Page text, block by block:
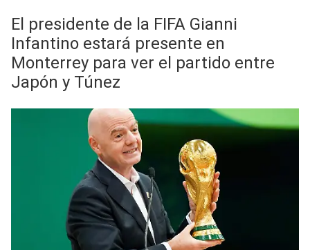
El presidente de la FIFA Gianni
Infantino estará presente en
Monterrey para ver el partido entre
Japón y Túnez